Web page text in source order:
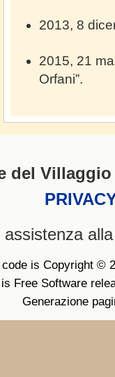
2013, 8
2015, 21
Orfani”.
del Villaggio
assistenza
code is Copyright ©
is Free Software
Generazione